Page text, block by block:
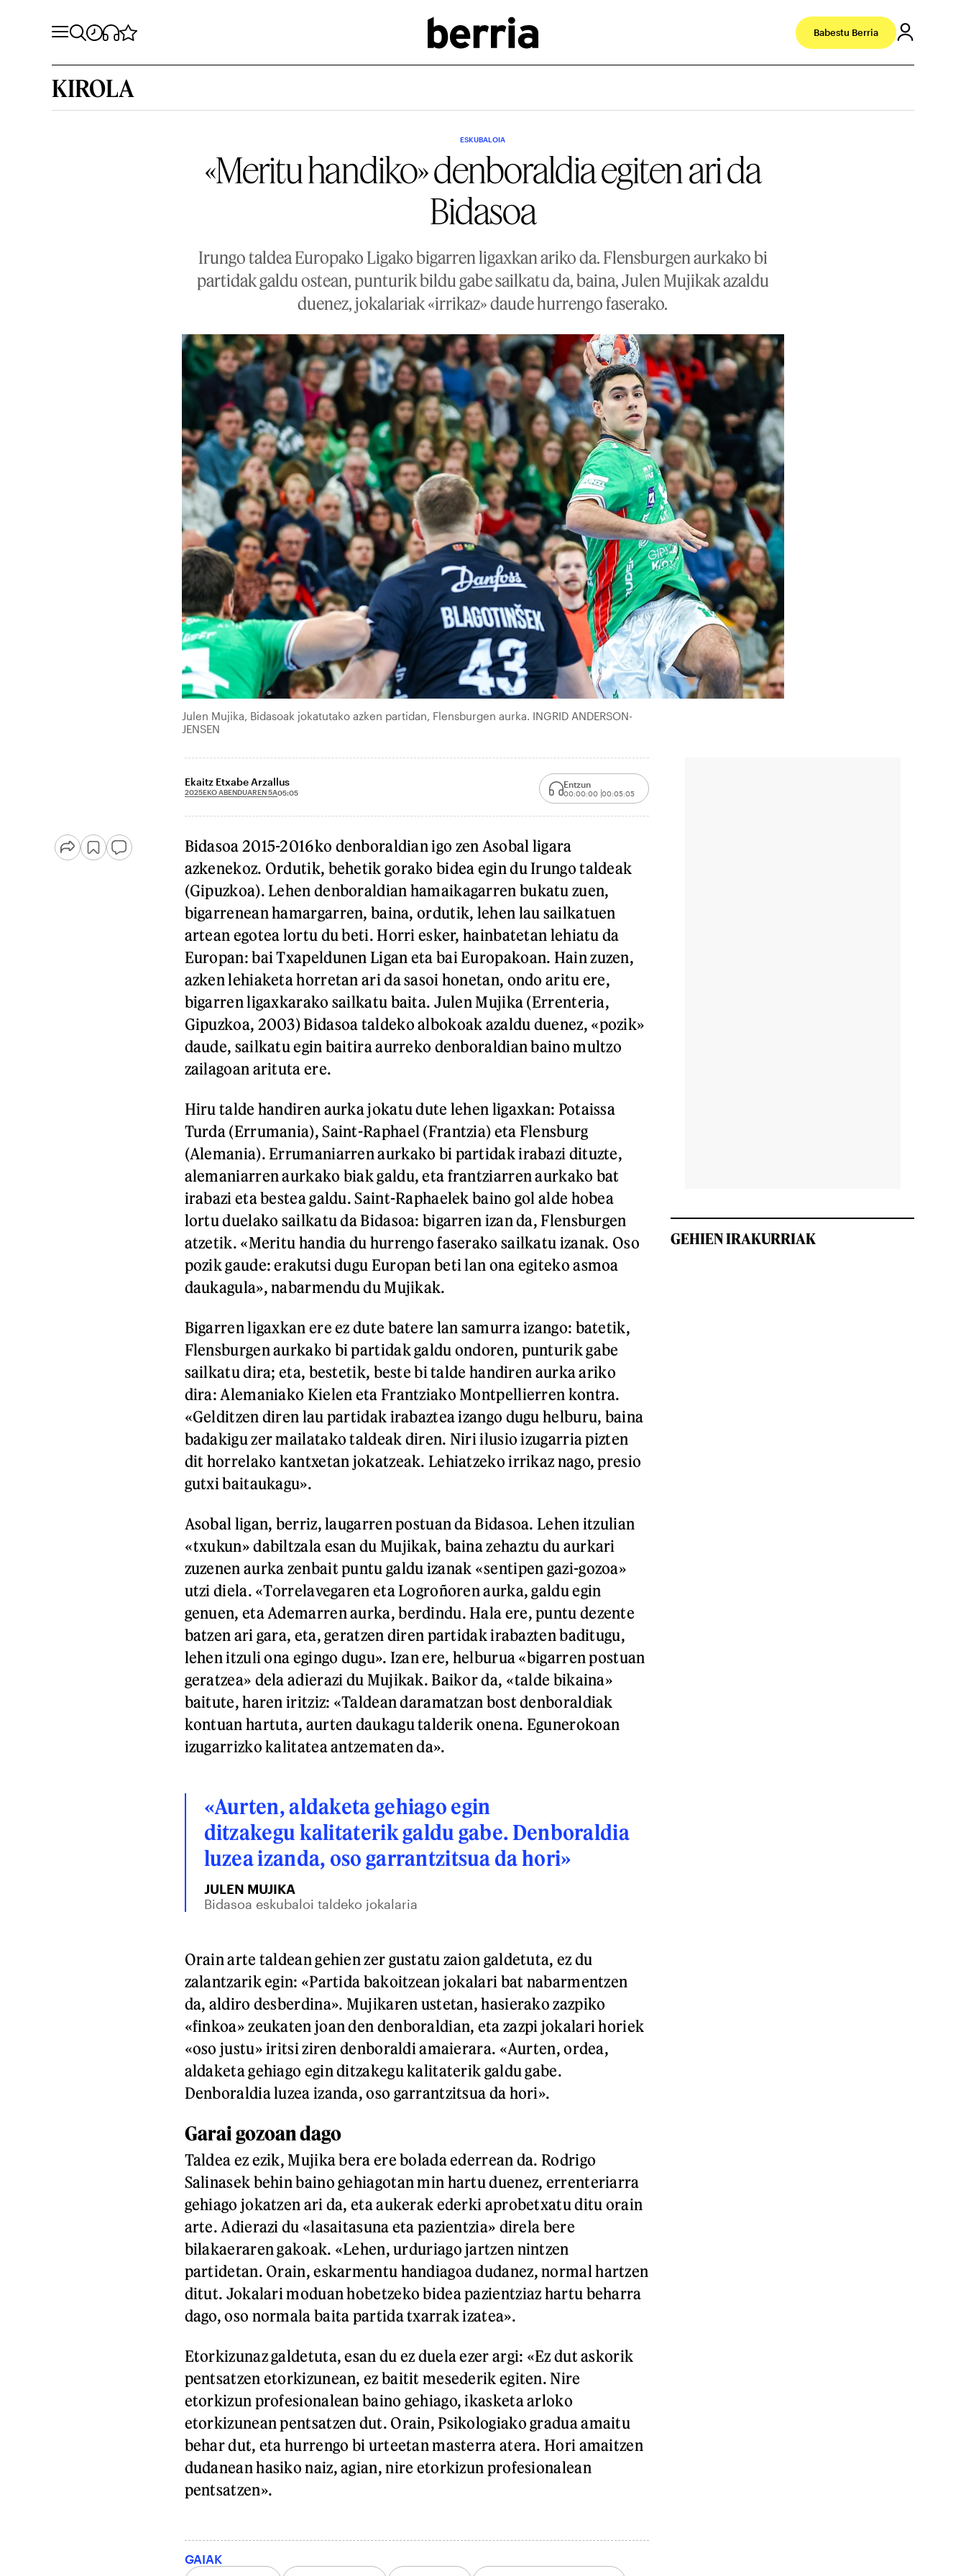
Babestu Berria
KIROLA
ESKUBALOIA
«Meritu handiko» denboraldia egiten ari da
Bidasoa
Irungo taldea Europako Ligako bigarren ligaxkan ariko da. Flensburgen aurkako bi
partidak galdu ostean, punturik bildu gabe sailkatu da, baina, Julen Mujikak azaldu
duenez, jokalariak «irrikaz» daude hurrengo faserako.
Julen Mujika, Bidasoak jokatutako azken partidan, Flensburgen aurka. INGRID ANDERSON-
JENSEN
Ekaitz Etxabe Arzallus
2025EKO ABENDUAREN 5A05:05
Entzun
00:00:00 00:05:05
Bidasoa 2015-2016ko denboraldian igo zen Asobal ligara
azkenekoz. Ordutik, behetik gorako bidea egin du Irungo taldeak
(Gipuzkoa). Lehen denboraldian hamaikagarren bukatu zuen,
bigarrenean hamargarren, baina, ordutik, lehen lau sailkatuen
artean egotea lortu du beti. Horri esker, hainbatetan lehiatu da
Europan: bai Txapeldunen Ligan eta bai Europakoan. Hain zuzen,
azken lehiaketa horretan ari da sasoi honetan, ondo aritu ere,
bigarren ligaxkarako sailkatu baita. Julen Mujika (Errenteria,
Gipuzkoa, 2003) Bidasoa taldeko albokoak azaldu duenez, «pozik»
daude, sailkatu egin baitira aurreko denboraldian baino multzo
zailagoan arituta ere.
Hiru talde handiren aurka jokatu dute lehen ligaxkan: Potaissa
Turda (Errumania), Saint-Raphael (Frantzia) eta Flensburg
(Alemania). Errumaniarren aurkako bi partidak irabazi dituzte,
alemaniarren aurkako biak galdu, eta frantziarren aurkako bat
irabazi eta bestea galdu. Saint-Raphaelek baino gol alde hobea
lortu duelako sailkatu da Bidasoa: bigarren izan da, Flensburgen
atzetik. «Meritu handia du hurrengo faserako sailkatu izanak. Oso
pozik gaude: erakutsi dugu Europan beti lan ona egiteko asmoa
daukagula», nabarmendu du Mujikak.
Bigarren ligaxkan ere ez dute batere lan samurra izango: batetik,
Flensburgen aurkako bi partidak galdu ondoren, punturik gabe
sailkatu dira; eta, bestetik, beste bi talde handiren aurka ariko
dira: Alemaniako Kielen eta Frantziako Montpellierren kontra.
«Gelditzen diren lau partidak irabaztea izango dugu helburu, baina
badakigu zer mailatako taldeak diren. Niri ilusio izugarria pizten
dit horrelako kantxetan jokatzeak. Lehiatzeko irrikaz nago, presio
gutxi baitaukagu».
Asobal ligan, berriz, laugarren postuan da Bidasoa. Lehen itzulian
«txukun» dabiltzala esan du Mujikak, baina zehaztu du aurkari
zuzenen aurka zenbait puntu galdu izanak «sentipen gazi-gozoa»
utzi diela. «Torrelavegaren eta Logroñoren aurka, galdu egin
genuen, eta Ademarren aurka, berdindu. Hala ere, puntu dezente
batzen ari gara, eta, geratzen diren partidak irabazten baditugu,
lehen itzuli ona egingo dugu». Izan ere, helburua «bigarren postuan
geratzea» dela adierazi du Mujikak. Baikor da, «talde bikaina»
baitute, haren iritziz: «Taldean daramatzan bost denboraldiak
kontuan hartuta, aurten daukagu talderik onena. Egunerokoan
izugarrizko kalitatea antzematen da».
«Aurten, aldaketa gehiago egin
ditzakegu kalitaterik galdu gabe. Denboraldia
luzea izanda, oso garrantzitsua da hori»
JULEN MUJIKA
Bidasoa eskubaloi taldeko jokalaria
Orain arte taldean gehien zer gustatu zaion galdetuta, ez du
zalantzarik egin: «Partida bakoitzean jokalari bat nabarmentzen
da, aldiro desberdina». Mujikaren ustetan, hasierako zazpiko
«finkoa» zeukaten joan den denboraldian, eta zazpi jokalari horiek
«oso justu» iritsi ziren denboraldi amaierara. «Aurten, ordea,
aldaketa gehiago egin ditzakegu kalitaterik galdu gabe.
Denboraldia luzea izanda, oso garrantzitsua da hori».
Garai gozoan dago
Taldea ez ezik, Mujika bera ere bolada ederrean da. Rodrigo
Salinasek behin baino gehiagotan min hartu duenez, errenteriarra
gehiago jokatzen ari da, eta aukerak ederki aprobetxatu ditu orain
arte. Adierazi du «lasaitasuna eta pazientzia» direla bere
bilakaeraren gakoak. «Lehen, urduriago jartzen nintzen
partidetan. Orain, eskarmentu handiagoa dudanez, normal hartzen
ditut. Jokalari moduan hobetzeko bidea pazientziaz hartu beharra
dago, oso normala baita partida txarrak izatea».
Etorkizunaz galdetuta, esan du ez duela ezer argi: «Ez dut askorik
pentsatzen etorkizunean, ez baitit mesederik egiten. Nire
etorkizun profesionalean baino gehiago, ikasketa arloko
etorkizunean pentsatzen dut. Orain, Psikologiako gradua amaitu
behar dut, eta hurrengo bi urteetan masterra atera. Hori amaitzen
dudanean hasiko naiz, agian, nire etorkizun profesionalean
pentsatzen».
GAIAK
GEHIEN IRAKURRIAK